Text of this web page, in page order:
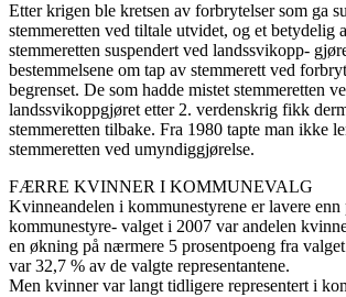
Etter krigen ble kretsen av forbrytelser som ga
stemmeretten ved tiltale utvidet, og et betydelig
stemmeretten suspendert ved landssvikopp-
bestemmelsene om tap av stemmerett ved
begrenset. De som hadde mistet stemmeretten
landssvikoppgjøret etter 2. verdenskrig fikk
stemmeretten tilbake. Fra 1980 tapte man ikke
stemmeretten ved umyndiggjørelse.
FÆRRE KVINNER I KOMMUNEVALG
Kvinneandelen i kommunestyrene er lavere enn
kommunestyre- valget i 2007 var andelen
en økning på nærmere 5 prosentpoeng fra
var 32,7 % av de valgte representantene.
Men kvinner var langt tidligere representert i